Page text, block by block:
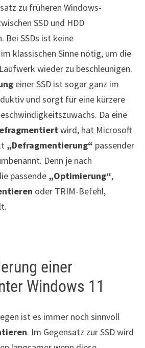
zu früheren Windows-
SSD und HDD
Bei SSDs ist keine
klassischen Sinne nötig, um die
wieder zu beschleunigen.
einer SSD ist sogar ganz im
und sorgt für eine kürzere
Da eine
wird, hat Microsoft
„Defragmentierung“ passender
Denn je nach
passende „Optimierung“,
oder TRIM-Befehl,
einer
Windows 11
ist es immer noch sinnvoll
. Im Gegensatz zur SSD wird